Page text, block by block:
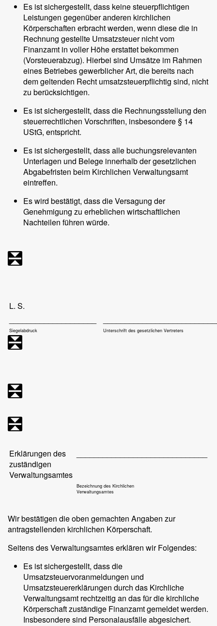
Es ist sichergestellt, dass keine steuerpflichtigen
Leistungen gegenüber anderen kirchlichen
Körperschaften erbracht werden, wenn diese die in
Rechnung gestellte Umsatzsteuer nicht vom
Finanzamt in voller Höhe erstattet bekommen
(Vorsteuerabzug). Hierbei sind Umsätze im Rahmen
eines Betriebes gewerblicher Art, die bereits nach
dem geltenden Recht umsatzsteuerpflichtig sind, nicht
zu berücksichtigen.
Es ist sichergestellt, dass die Rechnungsstellung den
steuerrechtlichen Vorschriften, insbesondere § 14
UStG, entspricht.
Es ist sichergestellt, dass alle buchungsrelevanten
Unterlagen und Belege innerhalb der gesetzlichen
Abgabefristen beim Kirchlichen Verwaltungsamt
eintreffen.
Es wird bestätigt, dass die Versagung der
Genehmigung zu erheblichen wirtschaftlichen
Nachteilen führen würde.
L. S.
Siegelabdruck Unterschrift des gesetzlichen Vertreters
Erklärungen des
zuständigen
Verwaltungsamtes
Bezeichnung des Kirchlichen
Verwaltungsamtes
Wir bestätigen die oben gemachten Angaben zur
antragstellenden kirchlichen Körperschaft.
Seitens des Verwaltungsamtes erklären wir Folgendes:
Es ist sichergestellt, dass die
Umsatzsteuervoranmeldungen und
Umsatzsteuererklärungen durch das Kirchliche
Verwaltungsamt rechtzeitig an das für die kirchliche
Körperschaft zuständige Finanzamt gemeldet werden.
Insbesondere sind Personalausfälle abgesichert.